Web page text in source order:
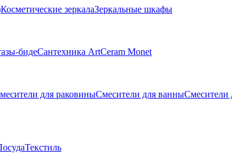
Косметические зеркалаЗеркальные шкафы
бидеСантехника ArtCeram Monet
для раковиныСмесители для ванныСмесители
Текстиль